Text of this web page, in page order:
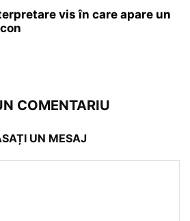
vis în care apare un
COMENTARIU
UN MESAJ